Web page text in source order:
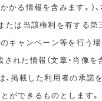
かる情報を含みます。）
たは当該権利を有する第
キャンペーン等を行う
れた情報（文章・肖像を
掲載した利用者の承諾
ができるものとします。